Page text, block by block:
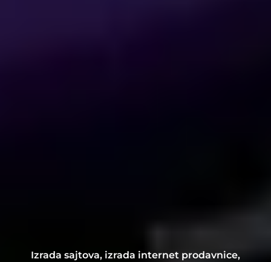
Izrada sajtova, izrada internet prodavnice,